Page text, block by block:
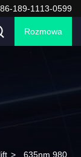
189-1113-0599
Rozmowa
> 635nm 980